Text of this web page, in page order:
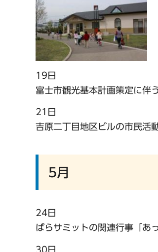
19日
富士市観光基本計画策定に伴
21日
吉原二丁目地区ビルの市民活
5月
24日
ばらサミットの関連行事「あ
30日